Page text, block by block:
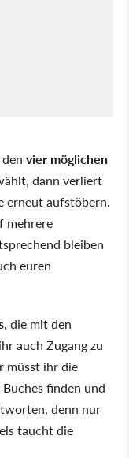
vier möglichen
dann verliert
erneut aufstöbern.
mehrere
bleiben
euren
, die mit den
auch Zugang zu
müsst ihr die
finden und
denn nur
taucht die